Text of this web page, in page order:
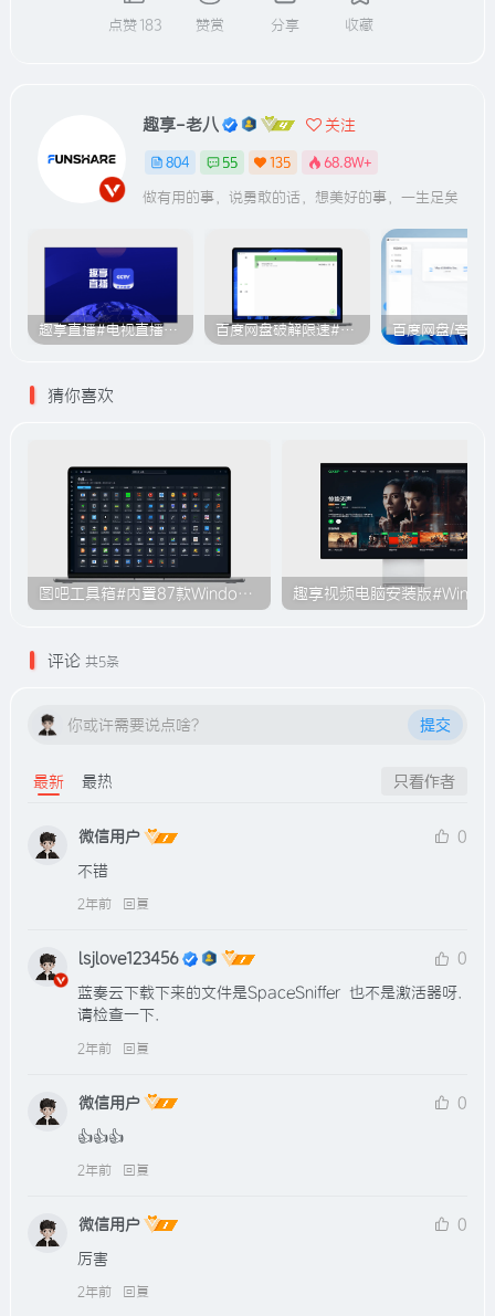
点赞 183 赞赏 分享 收藏
趣享-老八 关注
804 55 135 68.8W+
做有用的事，说勇敢的话，想美好的事，一生足矣
趣享直播#电视直播软件#2000+个超清直播频道#支持电视和安卓手机 百度网盘破解限速#突破官方限速#满速下载#A614
猜你喜欢
图吧工具箱#内置87款Windows系统使用工具#无需安装#B009
评论 共5条
你或许需要说点啥？ 提交
最新 最热 只看作者
微信用户
0
不错
2年前 回复
lsjlove123456
0
蓝奏云下载下来的文件是SpaceSniffer  也不是激活器呀.
请检查一下.
2年前 回复
微信用户
0
👍👍👍
2年前 回复
微信用户
0
厉害
2年前 回复